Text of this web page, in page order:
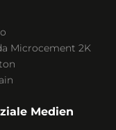
Microcement 2K
Medien